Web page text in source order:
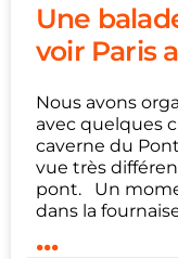
Une
voir Paris
Nous avons
avec quelques
caverne du
vue très
pont. Un
dans la
...